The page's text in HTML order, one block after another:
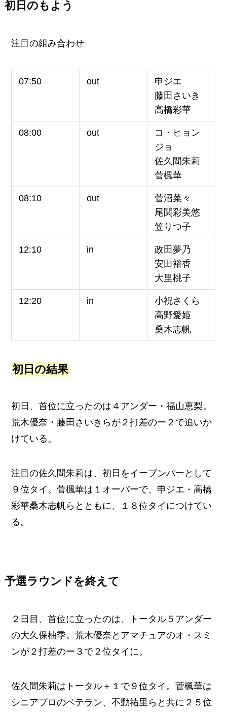
初日のもよう
注目の組み合わせ
07:50 out
申ジエ
藤田さいき
高橋彩華
08:00 out
コ・ヒョン
ジョ
佐久間朱莉
菅楓華
08:10 out
菅沼菜々
尾関彩美悠
笠りつ子
12:10 in
政田夢乃
安田裕香
大里桃子
12:20 in
小祝さくら
高野愛姫
桑木志帆
初日の結果
初日、首位に立ったのは４アンダー・福山恵梨。
荒木優奈・藤田さいきらが２打差のー２で追いか
けている。
注目の佐久間朱莉は、初日をイーブンパーとして
９位タイ。菅楓華は１オーバーで、申ジエ・高橋
彩華桑木志帆らとともに、１８位タイにつけてい
る。
予選ラウンドを終えて
２日目、首位に立ったのは、トータル５アンダー
の大久保柚季。荒木優奈とアマチュアのオ・スミ
ンが２打差のー３で２位タイに。
佐久間朱莉はトータル＋１で９位タイ。菅楓華は
シニアプロのベテラン、不動祐里らと共に２５位